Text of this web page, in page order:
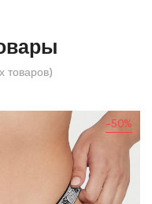
товаров)
-50%